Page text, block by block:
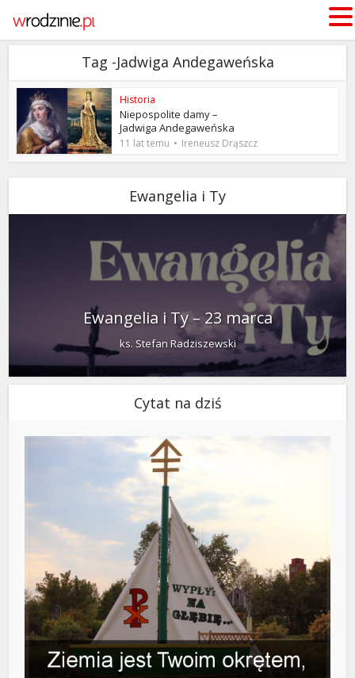
Tag -Jadwiga Andegaweńska
Historia
Niepospolite damy –
Jadwiga Andegaweńska
11 lat temu Ireneusz Drąszcz
Ewangelia i Ty
Ewangelia i Ty – 23 marca
ks. Stefan Radziszewski
Cytat na dziś